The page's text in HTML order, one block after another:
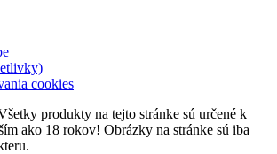
cookies
produkty na tejto stránke sú určené k
ako 18 rokov! Obrázky na stránke sú iba